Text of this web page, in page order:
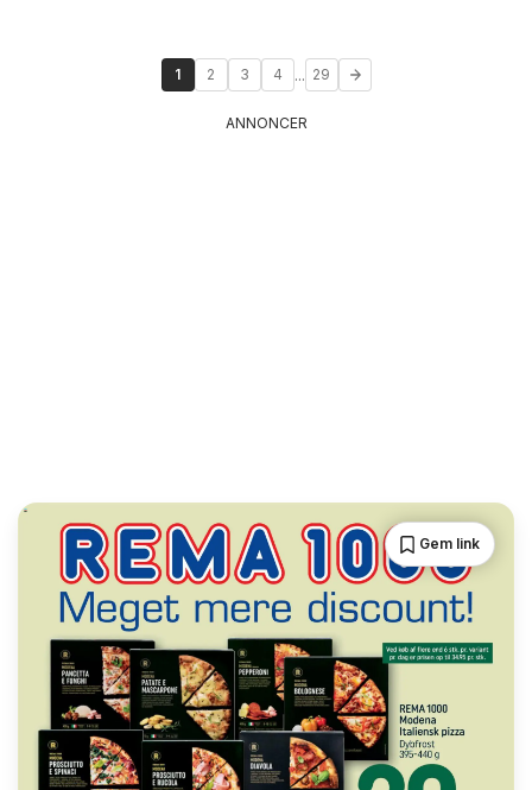
1 2 3 4 ... 29
ANNONCER
Gem link